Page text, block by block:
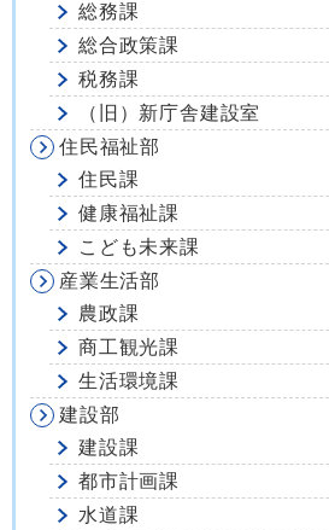
総務課
総合政策課
税務課
（旧）新庁舎建設室
住民福祉部
住民課
健康福祉課
こども未来課
産業生活部
農政課
商工観光課
生活環境課
建設部
建設課
都市計画課
水道課